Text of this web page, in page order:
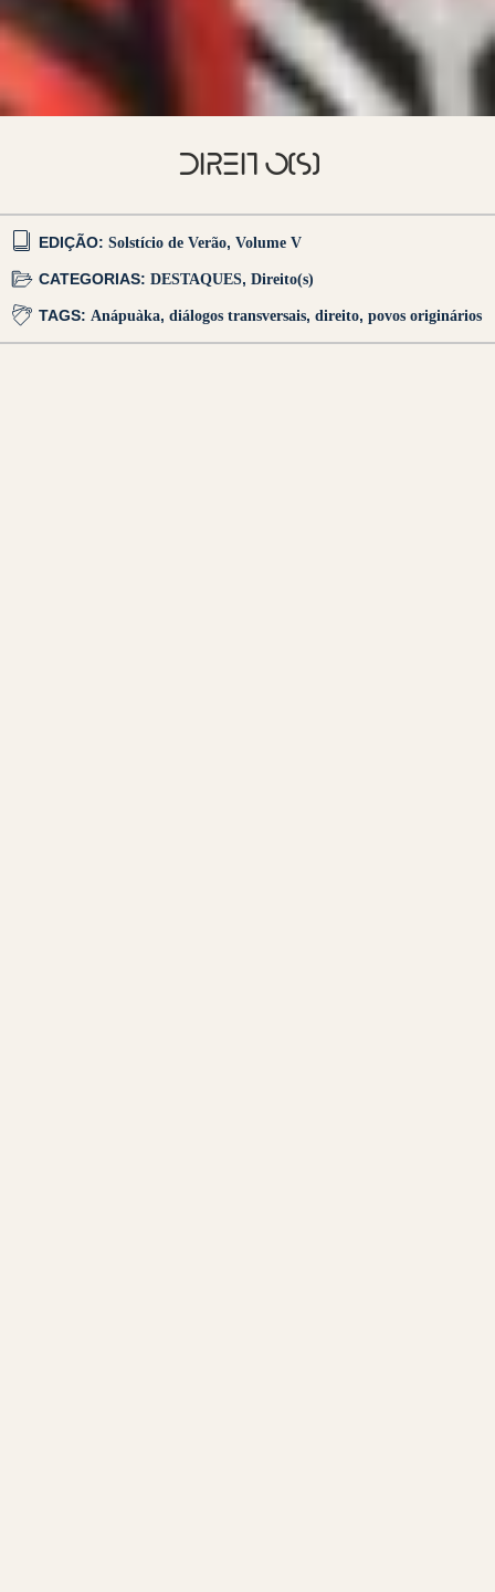
DIREITO(S)
EDIÇÃO: Solstício de Verão, Volume V
CATEGORIAS: DESTAQUES, Direito(s)
TAGS: Anápuàka, diálogos transversais, direito, povos originários